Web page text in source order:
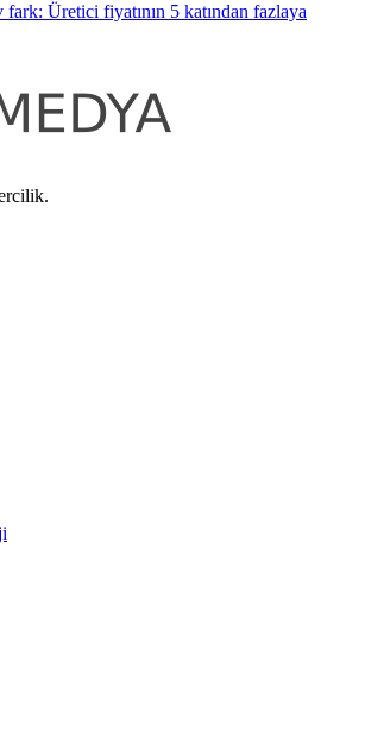
fark: Üretici fiyatının 5 katından fazlaya